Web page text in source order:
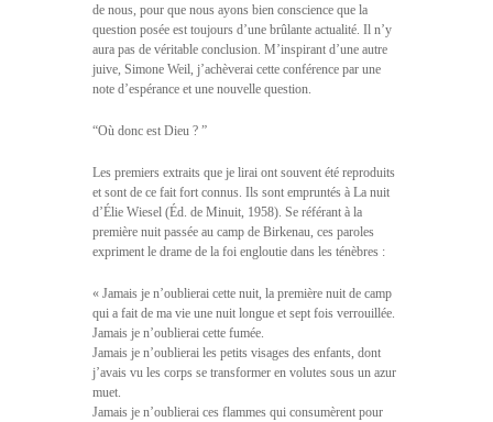
de nous, pour que nous ayons bien conscience que la
question posée est toujours d’une brûlante actualité. Il n’y
aura pas de véritable conclusion. M’inspirant d’une autre
juive, Simone Weil, j’achèverai cette conférence par une
note d’espérance et une nouvelle question.
“Où donc est Dieu ? ”
Les premiers extraits que je lirai ont souvent été reproduits
et sont de ce fait fort connus. Ils sont empruntés à La nuit
d’Élie Wiesel (Éd. de Minuit, 1958). Se référant à la
première nuit passée au camp de Birkenau, ces paroles
expriment le drame de la foi engloutie dans les ténèbres :
« Jamais je n’oublierai cette nuit, la première nuit de camp
qui a fait de ma vie une nuit longue et sept fois verrouillée.
Jamais je n’oublierai cette fumée.
Jamais je n’oublierai les petits visages des enfants, dont
j’avais vu les corps se transformer en volutes sous un azur
muet.
Jamais je n’oublierai ces flammes qui consumèrent pour